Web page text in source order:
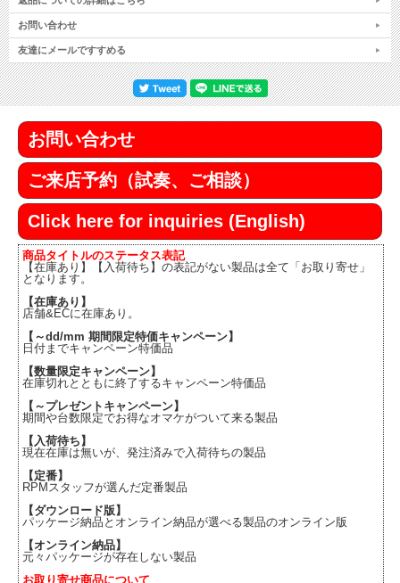
お問い合わせ
友達にメールですすめる
お問い合わせ
ご来店予約（試奏、ご相談）
Click here for inquiries (English)
商品タイトルのステータス表記
【在庫あり】【入荷待ち】の表記がない製品は全て「お取り寄せ」
となります。
【在庫あり】
店舗&ECに在庫あり。
【～dd/mm 期間限定特価キャンペーン】
日付までキャンペーン特価品
【数量限定キャンペーン】
在庫切れとともに終了するキャンペーン特価品
【～プレゼントキャンペーン】
期間や台数限定でお得なオマケがついて来る製品
【入荷待ち】
現在在庫は無いが、発注済みで入荷待ちの製品
【定番】
RPMスタッフが選んだ定番製品
【ダウンロード版】
パッケージ納品とオンライン納品が選べる製品のオンライン版
【オンライン納品】
元々パッケージが存在しない製品
お取り寄せ商品について